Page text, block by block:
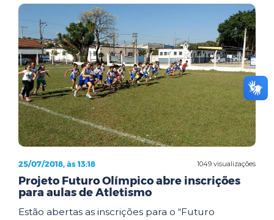
1049 visualizações
25/07/2018, às 13:18
Projeto Futuro Olímpico abre inscrições
para aulas de Atletismo
Estão abertas as inscrições para o “Futuro